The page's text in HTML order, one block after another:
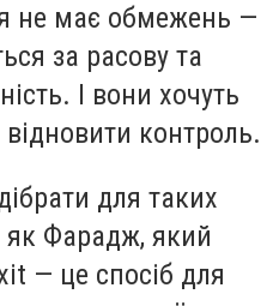
не має обмежень —
за расову та
І вони хочуть
відновити контроль.
для таких
як Фарадж, який
— це спосіб для